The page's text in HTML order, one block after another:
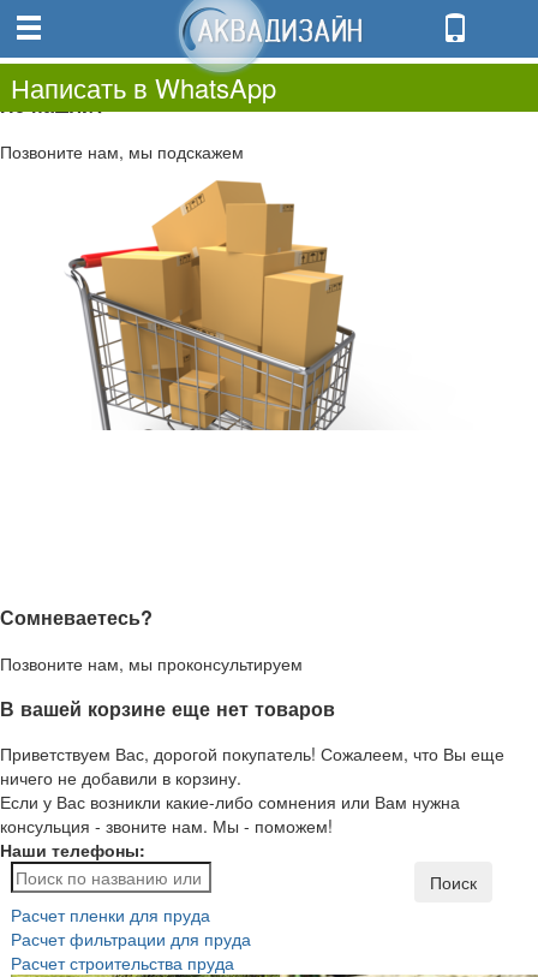
0.00
0
Не нашли?
Позвоните нам, мы подскажем
Сомневаетесь?
Позвоните нам, мы проконсультируем
В вашей корзине еще нет товаров
Приветствуем Вас, дорогой покупатель! Сожалеем, что Вы еще
ничего не добавили в корзину.
Если у Вас возникли какие-либо сомнения или Вам нужна
консульция - звоните нам. Мы - поможем!
Наши телефоны:
Написать в WhatsApp
Поиск
Расчет пленки для пруда
Расчет фильтрации для пруда
Расчет строительства пруда